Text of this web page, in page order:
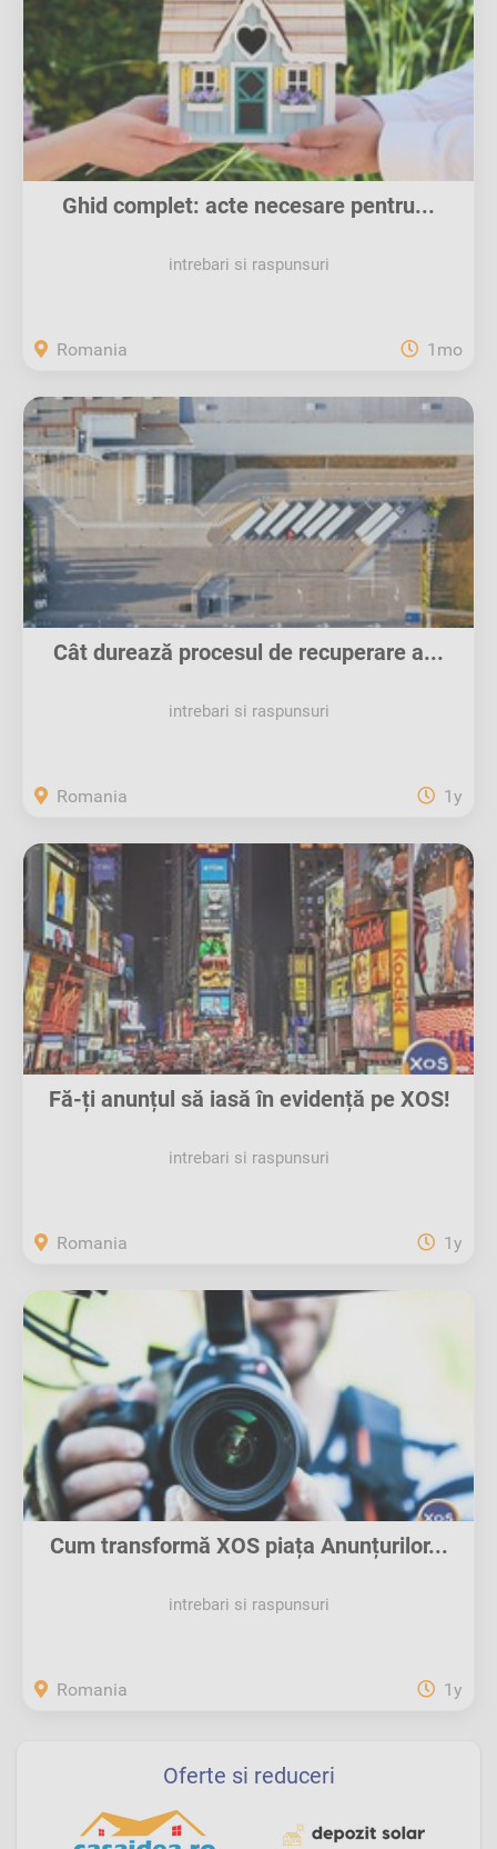
Ghid complet: acte necesare pentru...
intrebari si raspunsuri
Romania 1mo
Cât durează procesul de recuperare a...
intrebari si raspunsuri
Romania 1y
Fă-ți anunțul să iasă în evidență pe XOS!
intrebari si raspunsuri
Romania 1y
Cum transformă XOS piața Anunțurilor...
intrebari si raspunsuri
Romania 1y
Oferte si reduceri